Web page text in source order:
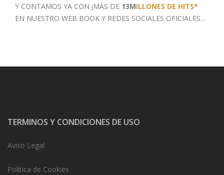
Y CONTAMOS YA CON ¡MÁS DE 13MILLONES DE HITS*
EN NUESTRO WEB BOOK Y REDES SOCIALES OFICIALES...
TERMINOS Y CONDICIONES DE USO
Aviso Legal
Politica de Cookies